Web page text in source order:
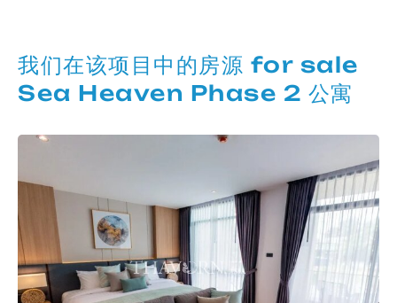
我们在该项目中的房源 for sale
Sea Heaven Phase 2 公寓